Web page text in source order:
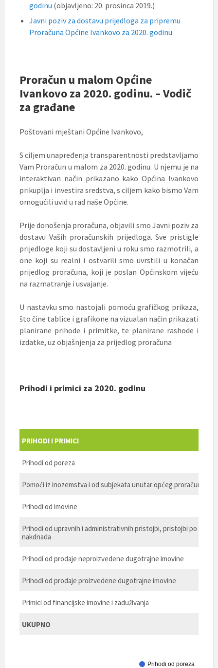
godinu (objavljeno: 20. prosinca 2019.)
Javni poziv za dostavu prijedloga za pripremu
Proračuna Općine Ivankovo za 2020. godinu.
Proračun u malom Općine
Ivankovo za 2020. godinu. – Vodič
za građane
Poštovani mještani Općine Ivankovo,
S ciljem unapređenja transparentnosti predstavljamo
Vam Proračun u malom za 2020. godinu. U njemu je na
interaktivan način prikazano kako Općina Ivankovo
prikuplja i investira sredstva, s ciljem kako bismo Vam
omogućili uvid u rad naše Općine.
Prije donošenja proračuna, objavili smo Javni poziv za
dostavu Vaših proračunskih prijedloga. Sve pristigle
prijedloge koji su dostavljeni u roku smo razmotrili, a
one koji su realni i ostvarili smo uvrstili u konačan
prijedlog proračuna, koji je poslan Općinskom vijeću
na razmatranje i usvajanje.
U nastavku smo nastojali pomoću grafičkog prikaza,
što čine tablice i grafikone na vizualan način prikazati
planirane prihode i primitke, te planirane rashode i
izdatke, uz objašnjenja za prijedlog proračuna
Prihodi i primici za 2020. godinu
PRIHODI I PRIMICI
Prihodi od poreza
Pomoći iz inozemstva i od subjekata unutar općeg proračuna
Prihodi od imovine
Prihodi od upravnih i administrativnih pristojbi, pristojbi po
nakdnada
Prihodi od prodaje neproizvedene dugotrajne imovine
Prihodi od prodaje proizvedene dugotrajne imovine
Primici od financijske imovine i zaduživanja
UKUPNO
Prihodi od poreza